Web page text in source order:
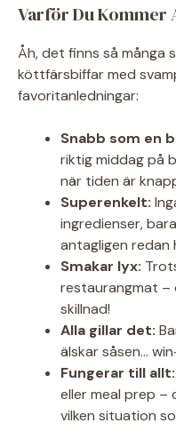
Varför Du Kommer
Åh, det finns så många
köttfärsbiffar med
favoritanledningar:
Snabb som en
riktig middag på
när tiden är
Superenkelt:
ingredienser,
antagligen redan
Smakar lyx:
restaurangmat –
skillnad!
Alla gillar det:
älskar såsen…
Fungerar till allt:
eller meal prep –
vilken situation